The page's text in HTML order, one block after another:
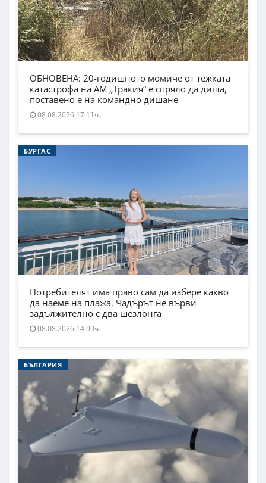
ОБНОВЕНА: 20-годишното момиче от тежката
катастрофа на АМ „Тракия“ е спряло да диша,
поставено е на командно дишане
08.08.2026 17:11ч.
БУРГАС
Потребителят има право сам да избере какво
да наеме на плажа. Чадърът не върви
задължително с два шезлонга
08.08.2026 14:00ч.
БЪЛГАРИЯ